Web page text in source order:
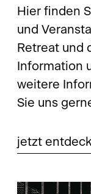
Hier finden
und
Retreat und
Information
weitere
Sie uns
jetzt